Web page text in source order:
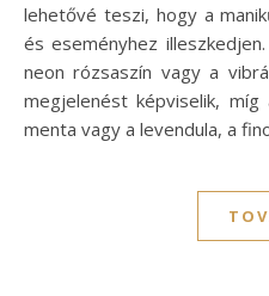
lehetővé teszi, hogy a
és eseményhez
neon rózsaszín vagy a
megjelenést képviselik,
menta vagy a levendula, a